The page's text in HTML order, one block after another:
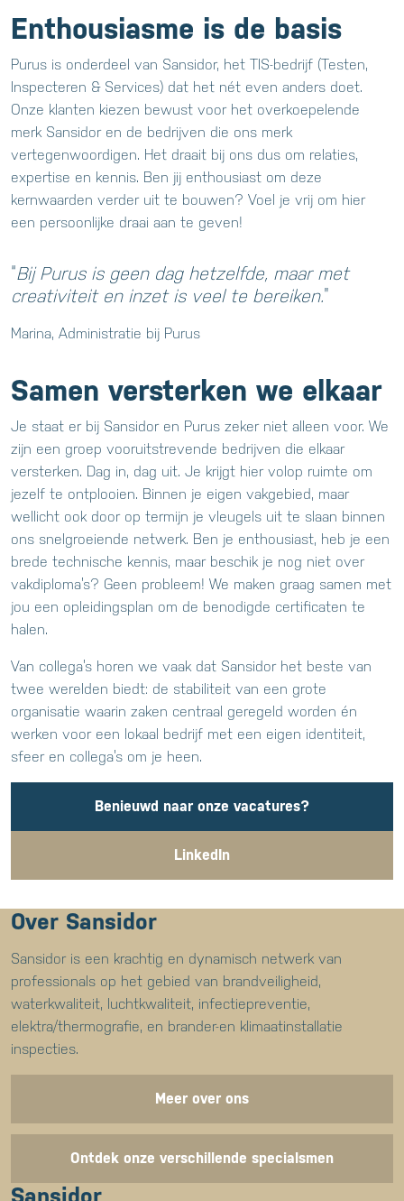
Enthousiasme is de basis
Purus is onderdeel van Sansidor, het TIS-bedrijf (Testen,
Inspecteren & Services) dat het nét even anders doet.
Onze klanten kiezen bewust voor het overkoepelende
merk Sansidor en de bedrijven die ons merk
vertegenwoordigen. Het draait bij ons dus om relaties,
expertise en kennis. Ben jij enthousiast om deze
kernwaarden verder uit te bouwen? Voel je vrij om hier
een persoonlijke draai aan te geven!
Bij Purus is geen dag hetzelfde, maar met
creativiteit en inzet is veel te bereiken.
Marina, Administratie bij Purus
Samen versterken we elkaar
Je staat er bij Sansidor en Purus zeker niet alleen voor. We
zijn een groep vooruitstrevende bedrijven die elkaar
versterken. Dag in, dag uit. Je krijgt hier volop ruimte om
jezelf te ontplooien. Binnen je eigen vakgebied, maar
wellicht ook door op termijn je vleugels uit te slaan binnen
ons snelgroeiende netwerk. Ben je enthousiast, heb je een
brede technische kennis, maar beschik je nog niet over
vakdiploma’s? Geen probleem! We maken graag samen met
jou een opleidingsplan om de benodigde certificaten te
halen.
Van collega’s horen we vaak dat Sansidor het beste van
twee werelden biedt: de stabiliteit van een grote
organisatie waarin zaken centraal geregeld worden én
werken voor een lokaal bedrijf met een eigen identiteit,
sfeer en collega’s om je heen.
Benieuwd naar onze vacatures?
LinkedIn
Over Sansidor
Sansidor is een krachtig en dynamisch netwerk van
professionals op het gebied van brandveiligheid,
waterkwaliteit, luchtkwaliteit, infectiepreventie,
elektra/thermografie, en brander-en klimaatinstallatie
inspecties.
Meer over ons
Ontdek onze verschillende specialsmen